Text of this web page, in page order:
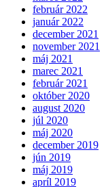
február 2022
január 2022
december 2021
november 2021
máj 2021
marec 2021
február 2021
október 2020
august 2020
júl 2020
máj 2020
december 2019
jún 2019
máj 2019
apríl 2019